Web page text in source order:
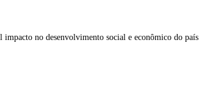
no desenvolvimento social e econômico do país.